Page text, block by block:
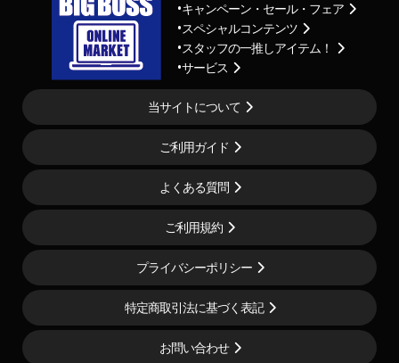
キャンペーン・セール・フェア
スペシャルコンテンツ
スタッフの一推しアイテム！
サービス
当サイトについて
ご利用ガイド
よくある質問
ご利用規約
プライバシーポリシー
特定商取引法に基づく表記
お問い合わせ